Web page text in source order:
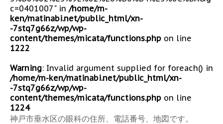
c=0401007" in /home/m-
ken/matinabi.net/public_html/xn-
-7stq7g66z/wp/wp-
content/themes/micata/functions.php on line
1222
Warning: Invalid argument supplied for foreach() in
/home/m-ken/matinabi.net/public_html/xn-
-7stq7g66z/wp/wp-
content/themes/micata/functions.php on line
1224
神戸市垂水区の眼科の住所、電話番号、地図です。